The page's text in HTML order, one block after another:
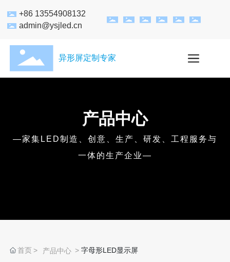
+86 13554908132
admin@ysjled.cn
异形屏定制专家
产品中心
—家集LED制造、创意、生产、研发、工程服务与
一体的生产企业—
首页 产品中心 字母形LED显示屏